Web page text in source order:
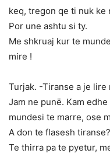
keq, tregon qe ti nuk ke
Por une ashtu si ty.
Me shkruaj kur te
mire !
Turjak. -Tiranse a je lire
Jam ne punë. Kam
mundesi te marre, ose
A don te flasesh tiranse?
Te thirra pa te pyetur,